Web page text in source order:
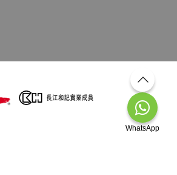
WhatsApp